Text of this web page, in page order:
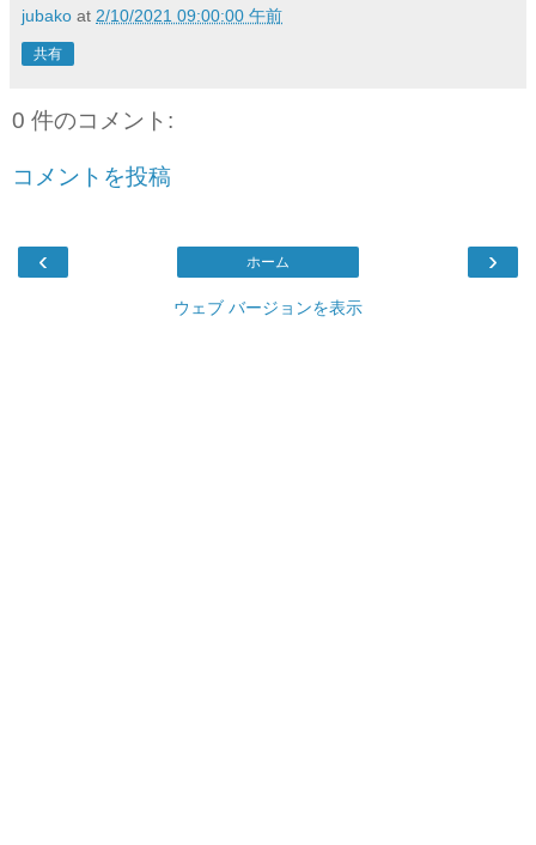
jubako at 2/10/2021 09:00:00 午前
共有
0 件のコメント:
コメントを投稿
‹ ›
ホーム
ウェブ バージョンを表示